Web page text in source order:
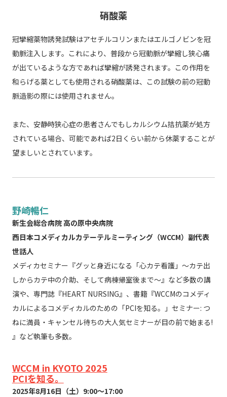
硝酸薬
冠攣縮薬物誘発試験はアセチルコリンまたはエルゴノビンを冠
動脈注入します。これにより、普段から冠動脈が攣縮し狭心痛
が出ているような方であれば攣縮が誘発されます。この作用を
和らげる薬としても使用される硝酸薬は、この試験の前の冠動
脈造影の際には使用されません。
また、安静時狭心症の患者さんでもしカルシウム拮抗薬が処方
されている場合、可能であれば2日くらい前から休薬することが
望ましいとされています。
野崎暢仁
新生会総合病院 高の原中央病院
西日本コメディカルカテーテルミーティング（WCCM）副代表
世話人
メディカセミナー『グッと身近になる「心カテ看護」～カテ出
しからカテ中の介助、そして病棟帰室後まで～』など多数の講
演や、専門誌『HEART NURSING』、書籍『WCCMのコメディ
カルによるコメディカルのための「PCIを知る。」セミナー: つ
ねに満員・キャンセル待ちの大人気セミナーが目の前で始まる!
』など執筆も多数。
WCCM in KYOTO 2025
PCIを知る。
2025年8月16日（土）9:00～17:00